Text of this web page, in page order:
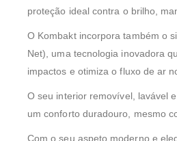
proteção ideal contra o brilho,
O Kombakt incorpora também o
Net), uma tecnologia inovadora
impactos e otimiza o fluxo de ar
O seu interior removível, lavável
um conforto duradouro, mesmo
Com o seu aspeto moderno e